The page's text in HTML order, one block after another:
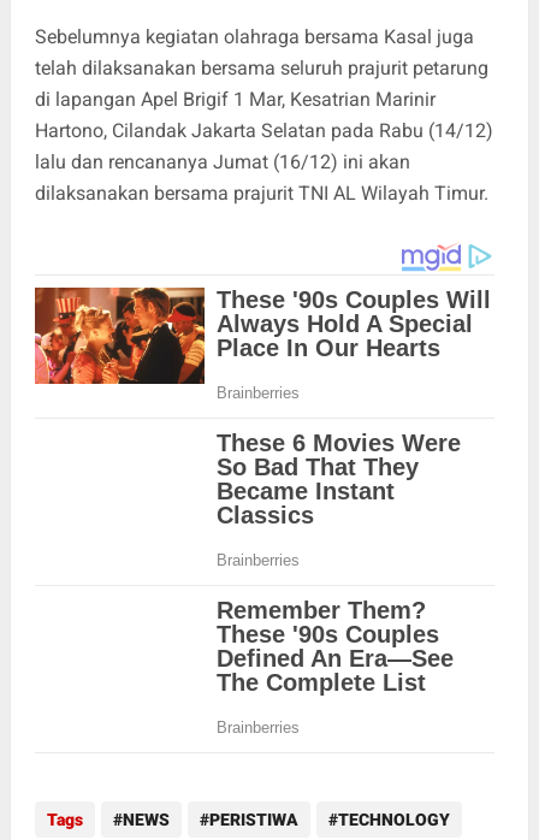
Sebelumnya kegiatan olahraga bersama Kasal juga
telah dilaksanakan bersama seluruh prajurit petarung
di lapangan Apel Brigif 1 Mar, Kesatrian Marinir
Hartono, Cilandak Jakarta Selatan pada Rabu (14/12)
lalu dan rencananya Jumat (16/12) ini akan
dilaksanakan bersama prajurit TNI AL Wilayah Timur.
Tags NEWS PERISTIWA TECHNOLOGY